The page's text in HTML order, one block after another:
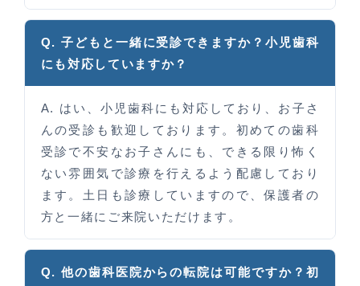
Q. 子どもと一緒に受診できますか？小児歯科
にも対応していますか？
A. はい、小児歯科にも対応しており、お子さ
んの受診も歓迎しております。初めての歯科
受診で不安なお子さんにも、できる限り怖く
ない雰囲気で診療を行えるよう配慮しており
ます。土日も診療していますので、保護者の
方と一緒にご来院いただけます。
Q. 他の歯科医院からの転院は可能ですか？初